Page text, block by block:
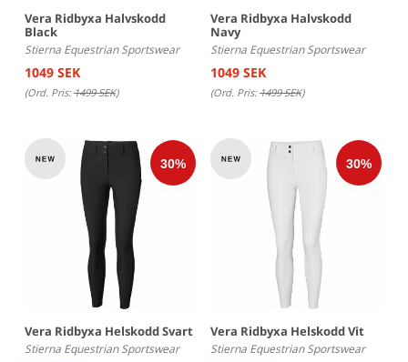
Vera Ridbyxa Halvskodd
Black
Stierna Equestrian Sportswear
1049 SEK
(Ord. Pris:1499 SEK)
Vera Ridbyxa Halvskodd
Navy
Stierna Equestrian Sportswear
1049 SEK
(Ord. Pris:1499 SEK)
Vera Ridbyxa Helskodd Svart
Stierna Equestrian Sportswear
Vera Ridbyxa Helskodd Vit
Stierna Equestrian Sportswear